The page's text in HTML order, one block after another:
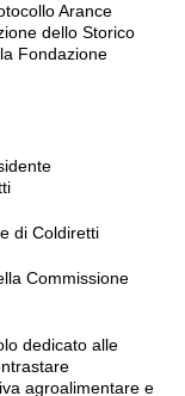
Arance
dello Storico
Fondazione
di Coldiretti
Commissione
dedicato alle
agroalimentare e